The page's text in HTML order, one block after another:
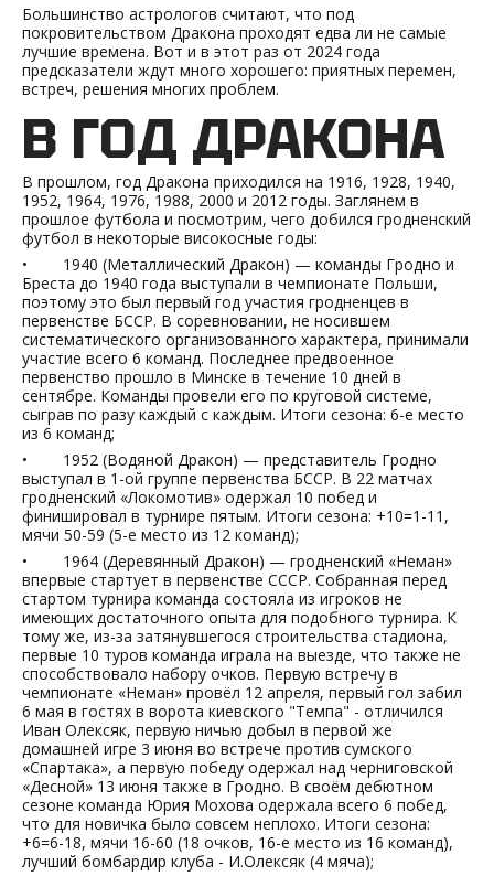
Большинство астрологов считают, что под
покровительством Дракона проходят едва ли не самые
лучшие времена. Вот и в этот раз от 2024 года
предсказатели ждут много хорошего: приятных перемен,
встреч, решения многих проблем.
В ГОД ДРАКОНА
В прошлом, год Дракона приходился на 1916, 1928, 1940,
1952, 1964, 1976, 1988, 2000 и 2012 годы. Заглянем в
прошлое футбола и посмотрим, чего добился гродненский
футбол в некоторые високосные годы:
• 1940 (Металлический Дракон) — команды Гродно и
Бреста до 1940 года выступали в чемпионате Польши,
поэтому это был первый год участия гродненцев в
первенстве БССР. В соревновании, не носившем
систематического организованного характера, принимали
участие всего 6 команд. Последнее предвоенное
первенство прошло в Минске в течение 10 дней в
сентябре. Команды провели его по круговой системе,
сыграв по разу каждый с каждым. Итоги сезона: 6-е место
из 6 команд;
• 1952 (Водяной Дракон) — представитель Гродно
выступал в 1-ой группе первенства БССР. В 22 матчах
гродненский «Локомотив» одержал 10 побед и
финишировал в турнире пятым. Итоги сезона: +10=1-11,
мячи 50-59 (5-е место из 12 команд);
• 1964 (Деревянный Дракон) — гродненский «Неман»
впервые стартует в первенстве СССР. Собранная перед
стартом турнира команда состояла из игроков не
имеющих достаточного опыта для подобного турнира. К
тому же, из-за затянувшегося строительства стадиона,
первые 10 туров команда играла на выезде, что также не
способствовало набору очков. Первую встречу в
чемпионате «Неман» провёл 12 апреля, первый гол забил
6 мая в гостях в ворота киевского "Темпа" - отличился
Иван Олексяк, первую ничью добыл в первой же
домашней игре 3 июня во встрече против сумского
«Спартака», а первую победу одержал над черниговской
«Десной» 13 июня также в Гродно. В своём дебютном
сезоне команда Юрия Мохова одержала всего 6 побед,
что для новичка было совсем неплохо. Итоги сезона:
+6=6-18, мячи 16-60 (18 очков, 16-е место из 16 команд),
лучший бомбардир клуба - И.Олексяк (4 мяча);